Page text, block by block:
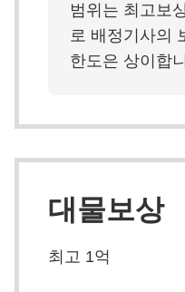
범위는 최고보
로 배정기사의
한도은 상이합
대물보상
최고 1억